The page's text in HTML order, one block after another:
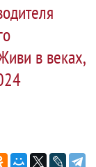
в веках,